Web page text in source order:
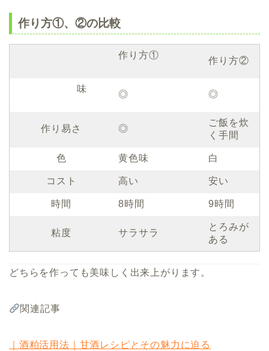
作り方①、②の比較
作り方①
作り方②
味
◎ ◎
作り易さ ◎
ご飯を炊
く手間
色 黄色味 白
コスト 高い 安い
時間 8時間 9時間
粘度 サラサラ
とろみが
ある
どちらを作っても美味しく出来上がります。
関連記事
｜酒粕活用法｜甘酒レシピとその魅力に迫る